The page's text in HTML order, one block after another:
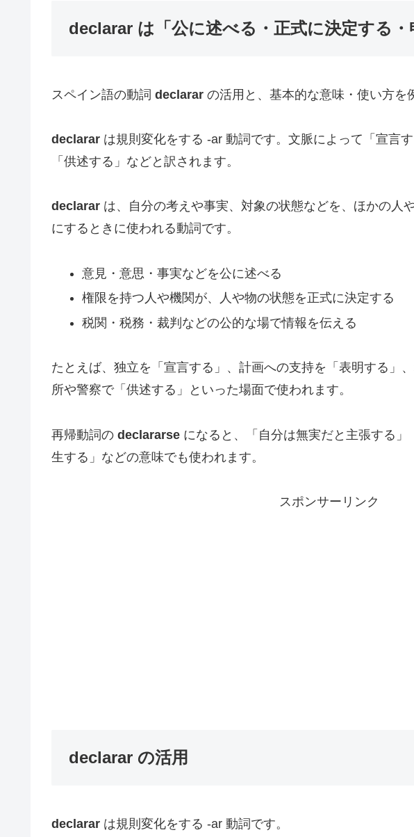
declarar は「公に述べる・正式に決定する
スペイン語の動詞 declarar の活用と、基本的な意味・使い方を
declarar は規則変化をする -ar 動詞です。文脈によって「宣言
「供述する」などと訳されます。
declarar は、自分の考えや事実、対象の状態などを、ほかの人
にするときに使われる動詞です。
意見・意思・事実などを公に述べる
権限を持つ人や機関が、人や物の状態を正式に決定する
税関・税務・裁判などの公的な場で情報を伝える
たとえば、独立を「宣言する」、計画への支持を「表明する」
所や警察で「供述する」といった場面で使われます。
再帰動詞の declararse になると、「自分は無実だと主張する
生する」などの意味でも使われます。
スポンサーリンク
declarar の活用
declarar は規則変化をする -ar 動詞です。